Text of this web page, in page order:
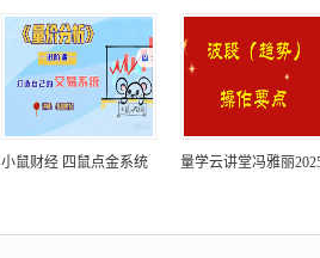
小鼠财经 四鼠点金系统 量学云讲堂冯雅丽